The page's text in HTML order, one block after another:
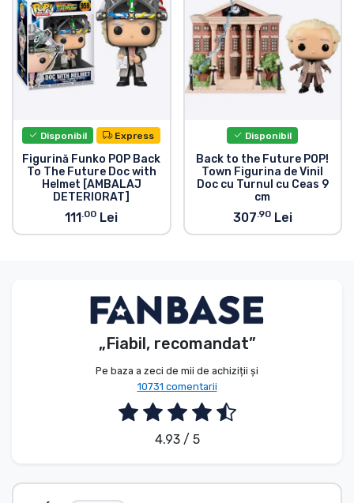
Disponibil Express
Figurină Funko POP Back
To The Future Doc with
Helmet [AMBALAJ
DETERIORAT]
111.00 Lei
Disponibil
Back to the Future POP!
Town Figurina de Vinil
Doc cu Turnul cu Ceas 9
cm
307.90Lei
„Fiabil, recomandat”
Pe baza a zeci de mii de achiziții și
10731 comentarii
4.93 / 5